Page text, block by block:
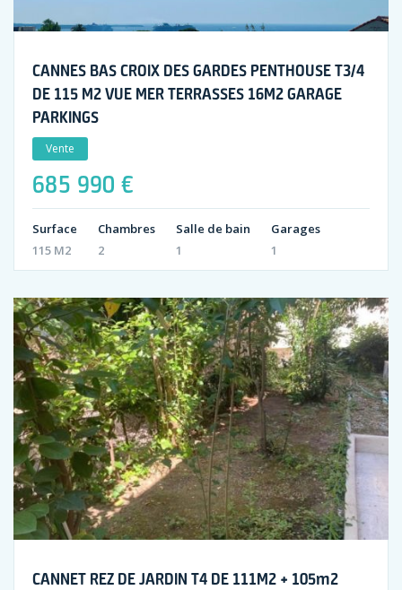
CANNES BAS CROIX DES GARDES PENTHOUSE T3/4
DE 115 M2 VUE MER TERRASSES 16M2 GARAGE
PARKINGS
Vente
685 990 €
Surface
115 M2
Chambres
2
Salle de bain
1
Garages
1
CANNET REZ DE JARDIN T4 DE 111M2 + 105m2